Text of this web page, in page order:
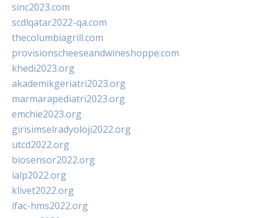
sinc2023.com
scdlqatar2022-qa.com
thecolumbiagrill.com
provisionscheeseandwineshoppe.com
khedi2023.org
akademikgeriatri2023.org
marmarapediatri2023.org
emchie2023.org
girisimselradyoloji2022.org
utcd2022.org
biosensor2022.org
ialp2022.org
klivet2022.org
ifac-hms2022.org